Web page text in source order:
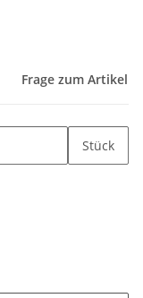
Frage zum Artikel
Stück